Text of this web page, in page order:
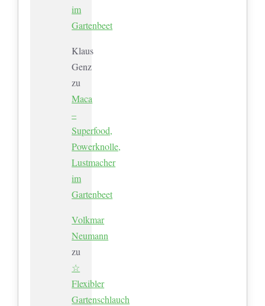
im
Gartenbeet
Klaus
Genz
zu
Maca
–
Superfood,
Powerknolle,
Lustmacher
im
Gartenbeet
Volkmar
Neumann
zu
☆
Flexibler
Gartenschlauch